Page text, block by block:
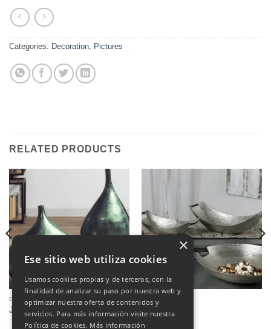
Categories: Decoration, Pictures
RELATED PRODUCTS
DECORATION
JARRONES
DECORATION
Bandejas
×
Ese sitio web utiliza cookies
Usamos cookies propias y de terceros, con la
finalidad de analizar su paso por nuestra web y
optimizar nuestra oferta de contenidos y
servicios. Para más información visite nuestra
Política de cookies. Más información